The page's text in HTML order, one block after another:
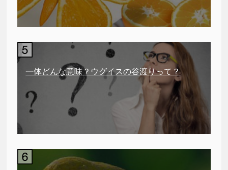
一体どんな意味？ウグイスの谷渡りって？